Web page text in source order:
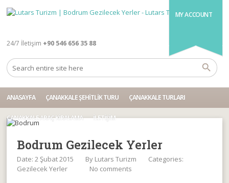
MY ACCOUNT
24/7 İletişim +90 546 656 35 88
ANASAYFA ÇANAKKALE ŞEHITLIK TURU ÇANAKKALE TURLARI
ÇANAKKALE ARAÇ KIRALAMA İLETIŞIM
Bodrum Gezilecek Yerler
Date: 2 Şubat 2015 By Lutars Turizm
Categories:
Gezilecek Yerler
No comments